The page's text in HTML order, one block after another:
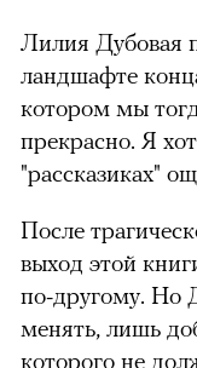
Лилия Дубовая
ландшафте
котором мы
прекрасно. Я
"рассказиках"
После
выход этой
по-другому. Но
менять, лишь
которого не